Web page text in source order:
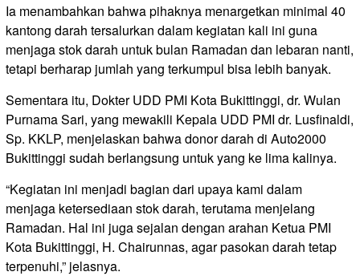
Ia menambahkan bahwa pihaknya menargetkan minimal 40
kantong darah tersalurkan dalam kegiatan kali ini guna
menjaga stok darah untuk bulan Ramadan dan lebaran nanti,
tetapi berharap jumlah yang terkumpul bisa lebih banyak.
Sementara itu, Dokter UDD PMI Kota Bukittinggi, dr. Wulan
Purnama Sari, yang mewakili Kepala UDD PMI dr. Lusfinaldi,
Sp. KKLP, menjelaskan bahwa donor darah di Auto2000
Bukittinggi sudah berlangsung untuk yang ke lima kalinya.
“Kegiatan ini menjadi bagian dari upaya kami dalam
menjaga ketersediaan stok darah, terutama menjelang
Ramadan. Hal ini juga sejalan dengan arahan Ketua PMI
Kota Bukittinggi, H. Chairunnas, agar pasokan darah tetap
terpenuhi,” jelasnya.